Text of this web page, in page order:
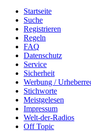
Startseite
Suche
Registrieren
Regeln
FAQ
Datenschutz
Service
Sicherheit
Werbung /
Stichworte
Meistgelesen
Impressum
Welt-der-Radios
Off Topic